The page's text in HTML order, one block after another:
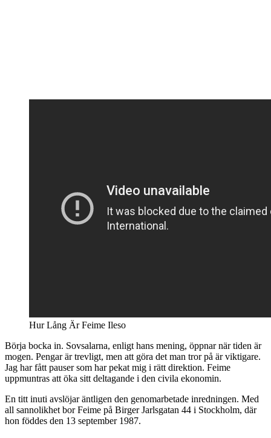
Hur Lång Är Feime Ileso
Börja bocka in. Sovsalarna, enligt hans mening, öppnar när tiden är
mogen. Pengar är trevligt, men att göra det man tror på är viktigare.
Jag har fått pauser som har pekat mig i rätt direktion. Feime
uppmuntras att öka sitt deltagande i den civila ekonomin.
En titt inuti avslöjar äntligen den genomarbetade inredningen. Med
all sannolikhet bor Feime på Birger Jarlsgatan 44 i Stockholm, där
hon föddes den 13 september 1987.